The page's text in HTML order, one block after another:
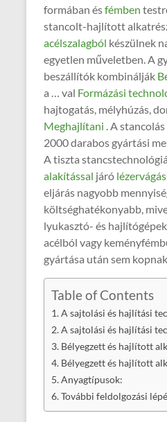
formában ésfémben
stancolt-hajlított
acélszalagból készülnek
egyetlen műveletben. A
beszállítók kombinálják
a … val Formázási
hajtogatás, mélyhúzás,
Meghajlítani . A
2000 darabos gyártási
A tiszta
alakítással járó
eljárás nagyobb
költséghatékonyabb,
lyukasztó- és
acélból vagy
gyártása után sem
Table of Contents
A sajtolási és hajlítási
A sajtolási és hajlítási
Bélyegzett és hajlított
Bélyegzett és hajlított
Anyagtípusok:
További feldolgozási